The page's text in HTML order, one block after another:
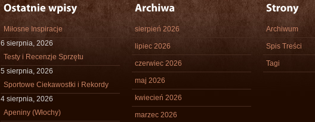
Miłosne Inspiracje
6 sierpnia, 2026
Testy i Recenzje Sprzętu
5 sierpnia, 2026
Sportowe Ciekawostki i Rekordy
4 sierpnia, 2026
Apeniny (Włochy)
sierpień 2026
lipiec 2026
czerwiec 2026
maj 2026
kwiecień 2026
marzec 2026
Archiwum
Spis Treści
Tagi